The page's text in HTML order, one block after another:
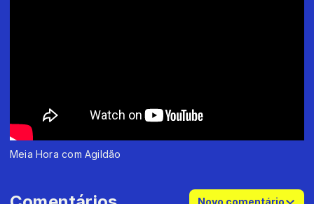
Meia Hora com Agildão
Novo comentário